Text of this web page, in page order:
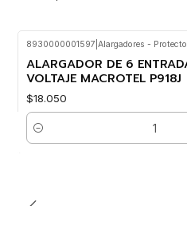
8930000001597 Alargadores -
ALARGADOR DE 6
VOLTAJE MACROTEL P918J
$18.050
Cantidad